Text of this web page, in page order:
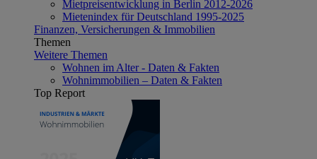
Mietpreisentwicklung in Berlin 2012-2026
Mietenindex für Deutschland 1995-2025
Finanzen, Versicherungen & Immobilien
Themen
Weitere Themen
Wohnen im Alter - Daten & Fakten
Wohnimmobilien – Daten & Fakten
Top Report